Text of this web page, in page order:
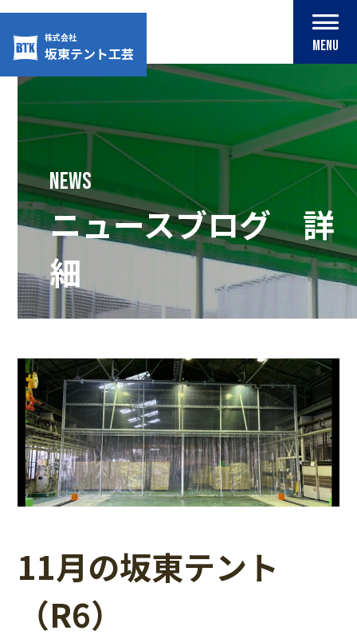
content
株式会社
坂東テント工芸 MENU
NEWS
ニュースブログ 詳
細
11月の坂東テント
（R6）